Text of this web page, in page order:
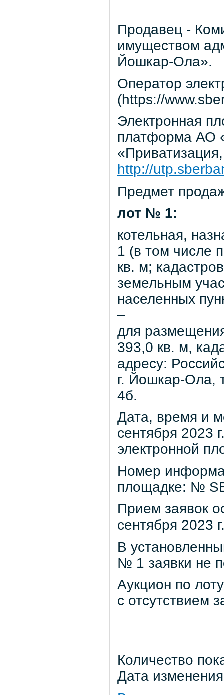
Продавец -
имуществом
Йошкар-Ола».
Оператор
(https://
Электронная
платформа АО
http://
Предмет
лот № 1:
котельная,
1 (в том числе
кв. м;
земельным
населенных
–
для
393,0 кв. м,
адресу:
г. Йошкар-Ола,
4б.
Дата, время и
сентября 2023
электронной
Номер
площадке: №
Прием заявок
сентября 2023
В
№ 1 заявки не
Аукцион по
с отсутствием
Количество
Дата